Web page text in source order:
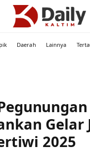
Daerah Lainnya
Gelar
2025